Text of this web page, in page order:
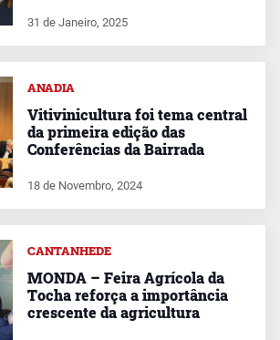
31 de Janeiro, 2025
ANADIA
Vitivinicultura foi tema central
da primeira edição das
Conferências da Bairrada
18 de Novembro, 2024
CANTANHEDE
MONDA – Feira Agrícola da
Tocha reforça a importância
crescente da agricultura